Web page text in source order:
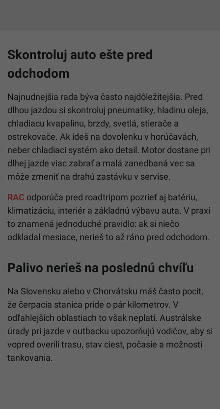
Skontroluj auto ešte pred
odchodom
Najnudnejšia rada býva často najdôležitejšia. Pred
dlhou jazdou si skontroluj pneumatiky, hladinu oleja,
chladiacu kvapalinu, brzdy, svetlá, stierače a
ostrekovače. Ak ideš na dovolenku v horúčavách,
neber chladiaci systém ako detail. Motor dostane pri
dlhej jazde viac zabrať a malá zanedbaná vec sa
môže zmeniť na drahú zastávku v servise.
RAC odporúča pred roadtripom pozrieť aj batériu,
klimatizáciu, interiér a základnú výbavu auta. V praxi
to znamená jednoduché pravidlo: ak si niečo
odkladal mesiace, nerieš to až ráno pred odchodom.
Palivo nerieš na poslednú chvíľu
Na Slovensku alebo v Chorvátsku máš často pocit,
že čerpacia stanica príde o pár kilometrov. V
odľahlejších oblastiach to však neplatí. Austrálske
úrady pri jazde v outbacku upozorňujú vodičov, aby si
vopred overili trasu, stav ciest, počasie a možnosti
tankovania.